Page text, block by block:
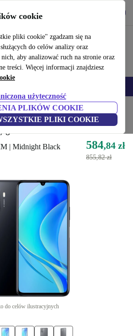
cookie
pliki cookie" zgadzam się na
do celów analizy oraz
aby analizować ruch na stronie oraz
treści. Więcej informacji znajdziesz
użyteczność
PLIKÓW COOKIE
PLIKI COOKIE
i łatwo
i smartfony Telefony Huawei
| Midnight Black 584,84 zł
855,82 zł
do celów ilustracyjnych